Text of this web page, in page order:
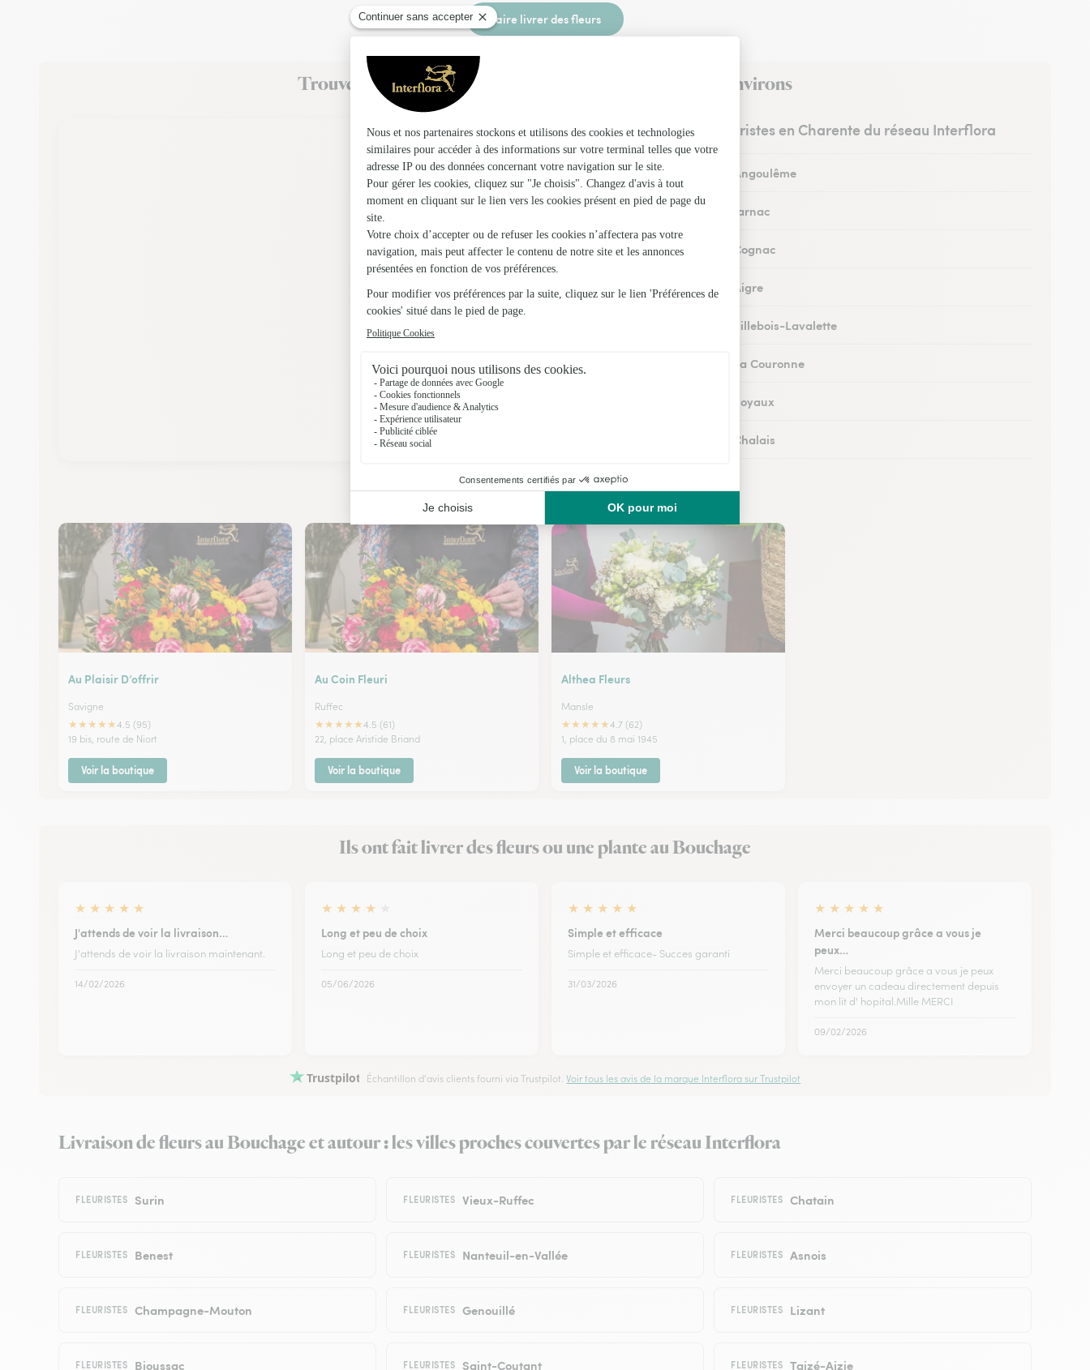
Faire livrer des fleurs
Trouvez un fleuriste Interflora au Bouchage et dans ses environs
Les fleuristes en Charente du réseau Interflora
Fleuristes à Angoulême
Fleuristes à Jarnac
Fleuristes à Cognac
Fleuristes à Aigre
Fleuristes à Villebois-Lavalette
Fleuristes à La Couronne
Fleuristes à Soyaux
Fleuristes à Chalais
Fleuristes à Ruelle-sur-Touvre
Nos fleuristes au Bouchage
Au Plaisir D’offrir
Savigne
★★★★★4.5 (95)
19 bis, route de Niort
Voir la boutique
Au Coin Fleuri
Ruffec
★★★★★4.5 (61)
22, place Aristide Briand
Voir la boutique
Althea Fleurs
Mansle
★★★★★4.7 (62)
1, place du 8 mai 1945
Voir la boutique
Ils ont fait livrer des fleurs ou une plante au Bouchage
★ ★ ★ ★ ★
J'attends de voir la livraison…
J'attends de voir la livraison maintenant.
14/02/2026
★ ★ ★ ★
Long et peu de choix
Long et peu de choix
05/06/2026
★ ★ ★ ★ ★
Simple et efficace
Simple et efficace- Succes garanti
31/03/2026
★ ★ ★ ★ ★
Merci beaucoup grâce a vous je
peux…
Merci beaucoup grâce a vous je peux
envoyer un cadeau directement depuis
mon lit d' hopital.Mille MERCI
09/02/2026
Trustpilot Échantillon d'avis clients fourni via Trustpilot.Voir tous les avis de la marque Interflora sur Trustpilot
Livraison de fleurs au Bouchage et autour : les villes proches couvertes par le réseau Interflora
FLEURISTES Surin FLEURISTES Vieux-Ruffec FLEURISTES Chatain
FLEURISTES Benest FLEURISTES Nanteuil-en-Vallée FLEURISTES Asnois
FLEURISTES Champagne-Mouton FLEURISTES Genouillé FLEURISTES Lizant
FLEURISTES Bioussac FLEURISTES Saint-Coutant FLEURISTES Taizé-Aizie